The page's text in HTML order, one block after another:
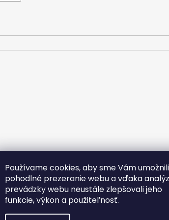
Používame cookies, aby sme Vám umožnili
pohodlné prezeranie webu a vďaka
prevádzky webu neustále zlepšovali jeho
funkcie, výkon a použiteľnosť.
Podmienky ochrany osobných údajov Kontakt
Nálepky na